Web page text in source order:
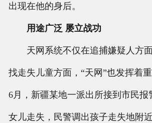
出现在他的身后。
用途广泛 屡立战功
天网系统不仅在追捕嫌疑人方面
找走失儿童方面，“天网”也发挥着
6月，新疆某地一派出所接到市民报
女儿走失，民警调出孩子走失地附